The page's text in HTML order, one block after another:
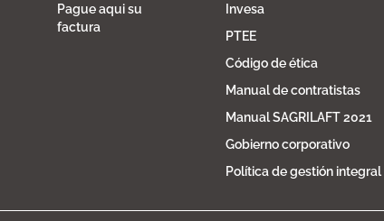
Pague aqui su
factura
Invesa
PTEE
Código de ética
Manual de contratistas
Manual SAGRILAFT 2021
Gobierno corporativo
Política de gestión integral